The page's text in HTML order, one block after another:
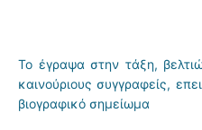
Το έγραψα στην τάξη,
καινούριους συγγραφείς,
βιογραφικό σημείωμα